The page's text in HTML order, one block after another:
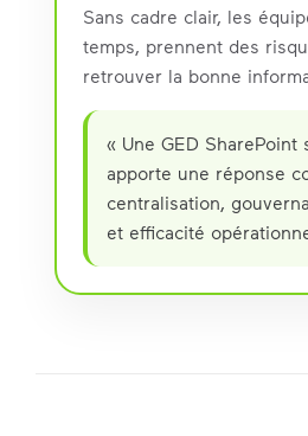
Sans cadre clair, les
temps, prennent des
retrouver la bonne
« Une GED SharePoint
apporte une réponse
centralisation,
et efficacité